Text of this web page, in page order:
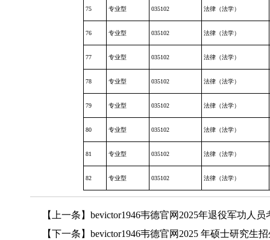
75 专业型 035102 法律（法学）
76 专业型 035102 法律（法学）
77 专业型 035102 法律（法学）
78 专业型 035102 法律（法学）
79 专业型 035102 法律（法学）
80 专业型 035102 法律（法学）
81 专业型 035102 法律（法学）
82 专业型 035102 法律（法学）
【上一条】 bevictor1946韦德官网2025年退役军功人
【下一条】 bevictor1946韦德官网2025 年硕士研究生